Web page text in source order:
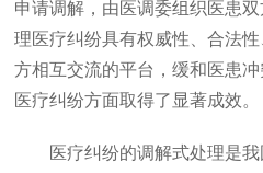
申请调解，由医调委组织医患
理医疗纠纷具有权威性、合法
方相互交流的平台，缓和医患
医疗纠纷方面取得了显著成效。
医疗纠纷的调解式处理是